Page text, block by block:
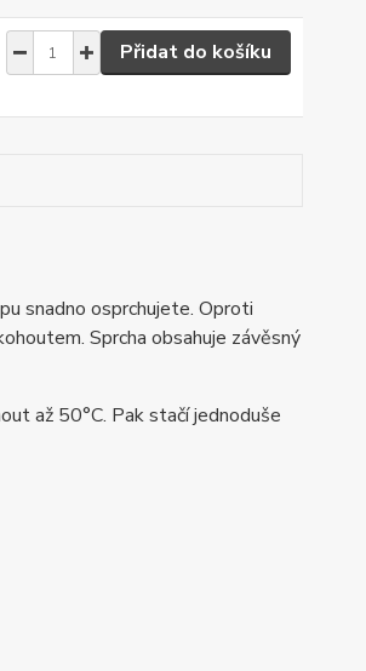
Přidat do košíku
snadno osprchujete. Oproti
Sprcha obsahuje závěsný
až 50°C. Pak stačí jednoduše